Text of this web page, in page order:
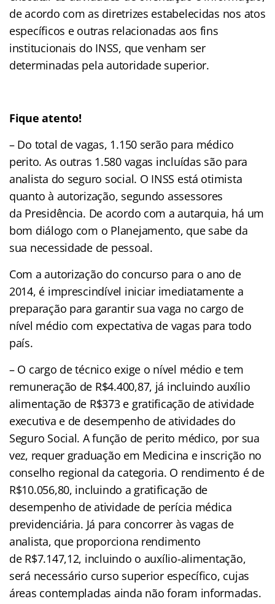
de acordo com as diretrizes estabelecidas nos atos
específicos e outras relacionadas aos fins
institucionais do INSS, que venham ser
determinadas pela autoridade superior.
Fique atento!
– Do total de vagas, 1.150 serão para médico
perito. As outras 1.580 vagas incluídas são para
analista do seguro social. O INSS está otimista
quanto à autorização, segundo assessores
da Presidência. De acordo com a autarquia, há um
bom diálogo com o Planejamento, que sabe da
sua necessidade de pessoal.
Com a autorização do concurso para o ano de
2014, é imprescindível iniciar imediatamente a
preparação para garantir sua vaga no cargo de
nível médio com expectativa de vagas para todo
país.
– O cargo de técnico exige o nível médio e tem
remuneração de R$4.400,87, já incluindo auxílio
alimentação de R$373 e gratificação de atividade
executiva e de desempenho de atividades do
Seguro Social. A função de perito médico, por sua
vez, requer graduação em Medicina e inscrição no
conselho regional da categoria. O rendimento é de
R$10.056,80, incluindo a gratificação de
desempenho de atividade de perícia médica
previdenciária. Já para concorrer às vagas de
analista, que proporciona rendimento
de R$7.147,12, incluindo o auxílio-alimentação,
será necessário curso superior específico, cujas
áreas contempladas ainda não foram informadas.